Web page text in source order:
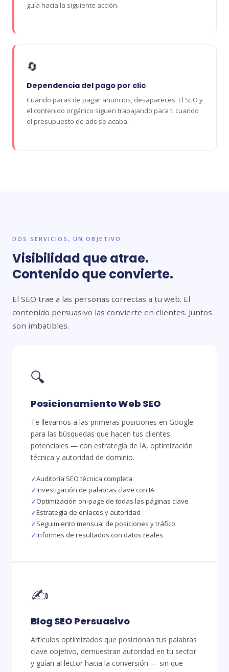
guía hacia la siguiente acción.
🔄
Dependencia del pago por clic
Cuando paras de pagar anuncios, desapareces. El SEO y
el contenido orgánico siguen trabajando para ti cuando
el presupuesto de ads se acaba.
DOS SERVICIOS, UN OBJETIVO
Visibilidad que atrae.
Contenido que convierte.
El SEO trae a las personas correctas a tu web. El
contenido persuasivo las convierte en clientes. Juntos
son imbatibles.
🔍
Posicionamiento Web SEO
Te llevamos a las primeras posiciones en Google
para las búsquedas que hacen tus clientes
potenciales — con estrategia de IA, optimización
técnica y autoridad de dominio.
Auditoría SEO técnica completa
Investigación de palabras clave con IA
Optimización on-page de todas las páginas clave
Estrategia de enlaces y autoridad
Seguimiento mensual de posiciones y tráfico
Informes de resultados con datos reales
✍️
Blog SEO Persuasivo
Artículos optimizados que posicionan tus palabras
clave objetivo, demuestran autoridad en tu sector
y guían al lector hacia la conversión — sin que